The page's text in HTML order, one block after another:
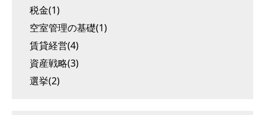
税金(1)
空室管理の基礎(1)
賃貸経営(4)
資産戦略(3)
選挙(2)